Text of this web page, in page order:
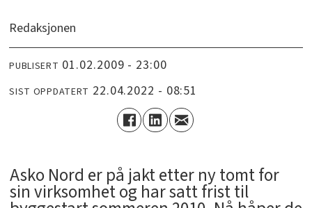
Redaksjonen
PUBLISERT 01.02.2009 - 23:00
SIST OPPDATERT 22.04.2022 - 08:51
Asko Nord er på jakt etter ny tomt for
sin virksomhet og har satt frist til